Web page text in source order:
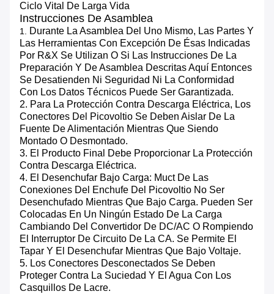
Ciclo Vital De Larga Vida
Instrucciones De Asamblea
1. Durante La Asamblea Del Uno Mismo, Las Partes Y
Las Herramientas Con Excepción De Ésas Indicadas
Por R&X Se Utilizan O Si Las Instrucciones De La
Preparación Y De Asamblea Descritas Aquí Entonces
Se Desatienden Ni Seguridad Ni La Conformidad
Con Los Datos Técnicos Puede Ser Garantizada.
2. Para La Protección Contra Descarga Eléctrica, Los
Conectores Del Picovoltio Se Deben Aislar De La
Fuente De Alimentación Mientras Que Siendo
Montado O Desmontado.
3. El Producto Final Debe Proporcionar La Protección
Contra Descarga Eléctrica.
4. El Desenchufar Bajo Carga: Muct De Las
Conexiones Del Enchufe Del Picovoltio No Ser
Desenchufado Mientras Que Bajo Carga. Pueden Ser
Colocadas En Un Ningún Estado De La Carga
Cambiando Del Convertidor De DC/AC O Rompiendo
El Interruptor De Circuito De La CA. Se Permite El
Tapar Y El Desenchufar Mientras Que Bajo Voltaje.
5. Los Conectores Desconectados Se Deben
Proteger Contra La Suciedad Y El Agua Con Los
Casquillos De Lacre.